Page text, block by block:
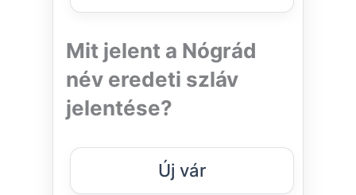
Mit jelent a Nógrád
név eredeti szláv
jelentése?
Új vár